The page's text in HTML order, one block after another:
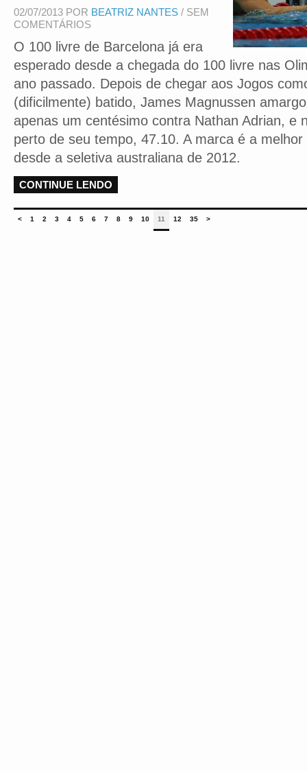
02/07/2013 POR BEATRIZ NANTES / SEM
COMENTÁRIOS
O 100 livre de Barcelona já era
esperado desde a chegada do 100 livre nas
ano passado. Depois de chegar aos Jogos
(dificilmente) batido, James Magnussen
apenas um centésimo contra Nathan Adrian, e
perto de seu tempo, 47.10. A marca é a
desde a seletiva australiana de 2012.
CONTINUE LENDO
< 1 2 3 4 5 6 7 8 9 10 11 12 35 >